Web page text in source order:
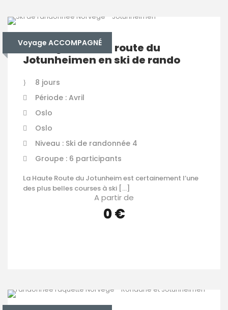
Voyage ACCOMPAGNÉ
Norvège – Haute route du
Jotunheimen en ski de rando
8 jours
Période : Avril
Oslo
Oslo
Niveau : Ski de randonnée 4
Groupe : 6 participants
La Haute Route du Jotunheim est certainement l’une
des plus belles courses à ski […]
A partir de
0 €